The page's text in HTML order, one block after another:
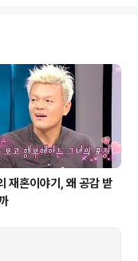
심
고친
연
재혼이야기, 왜 공감 받